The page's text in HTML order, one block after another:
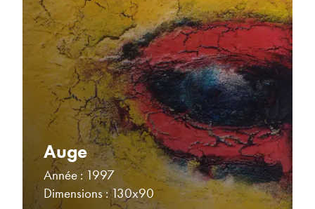
Auge
Année : 1997
Dimensions : 130x90